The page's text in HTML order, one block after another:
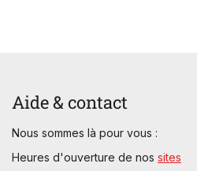
Aide & contact
Nous sommes là pour vous :
Heures d'ouverture de nos sites